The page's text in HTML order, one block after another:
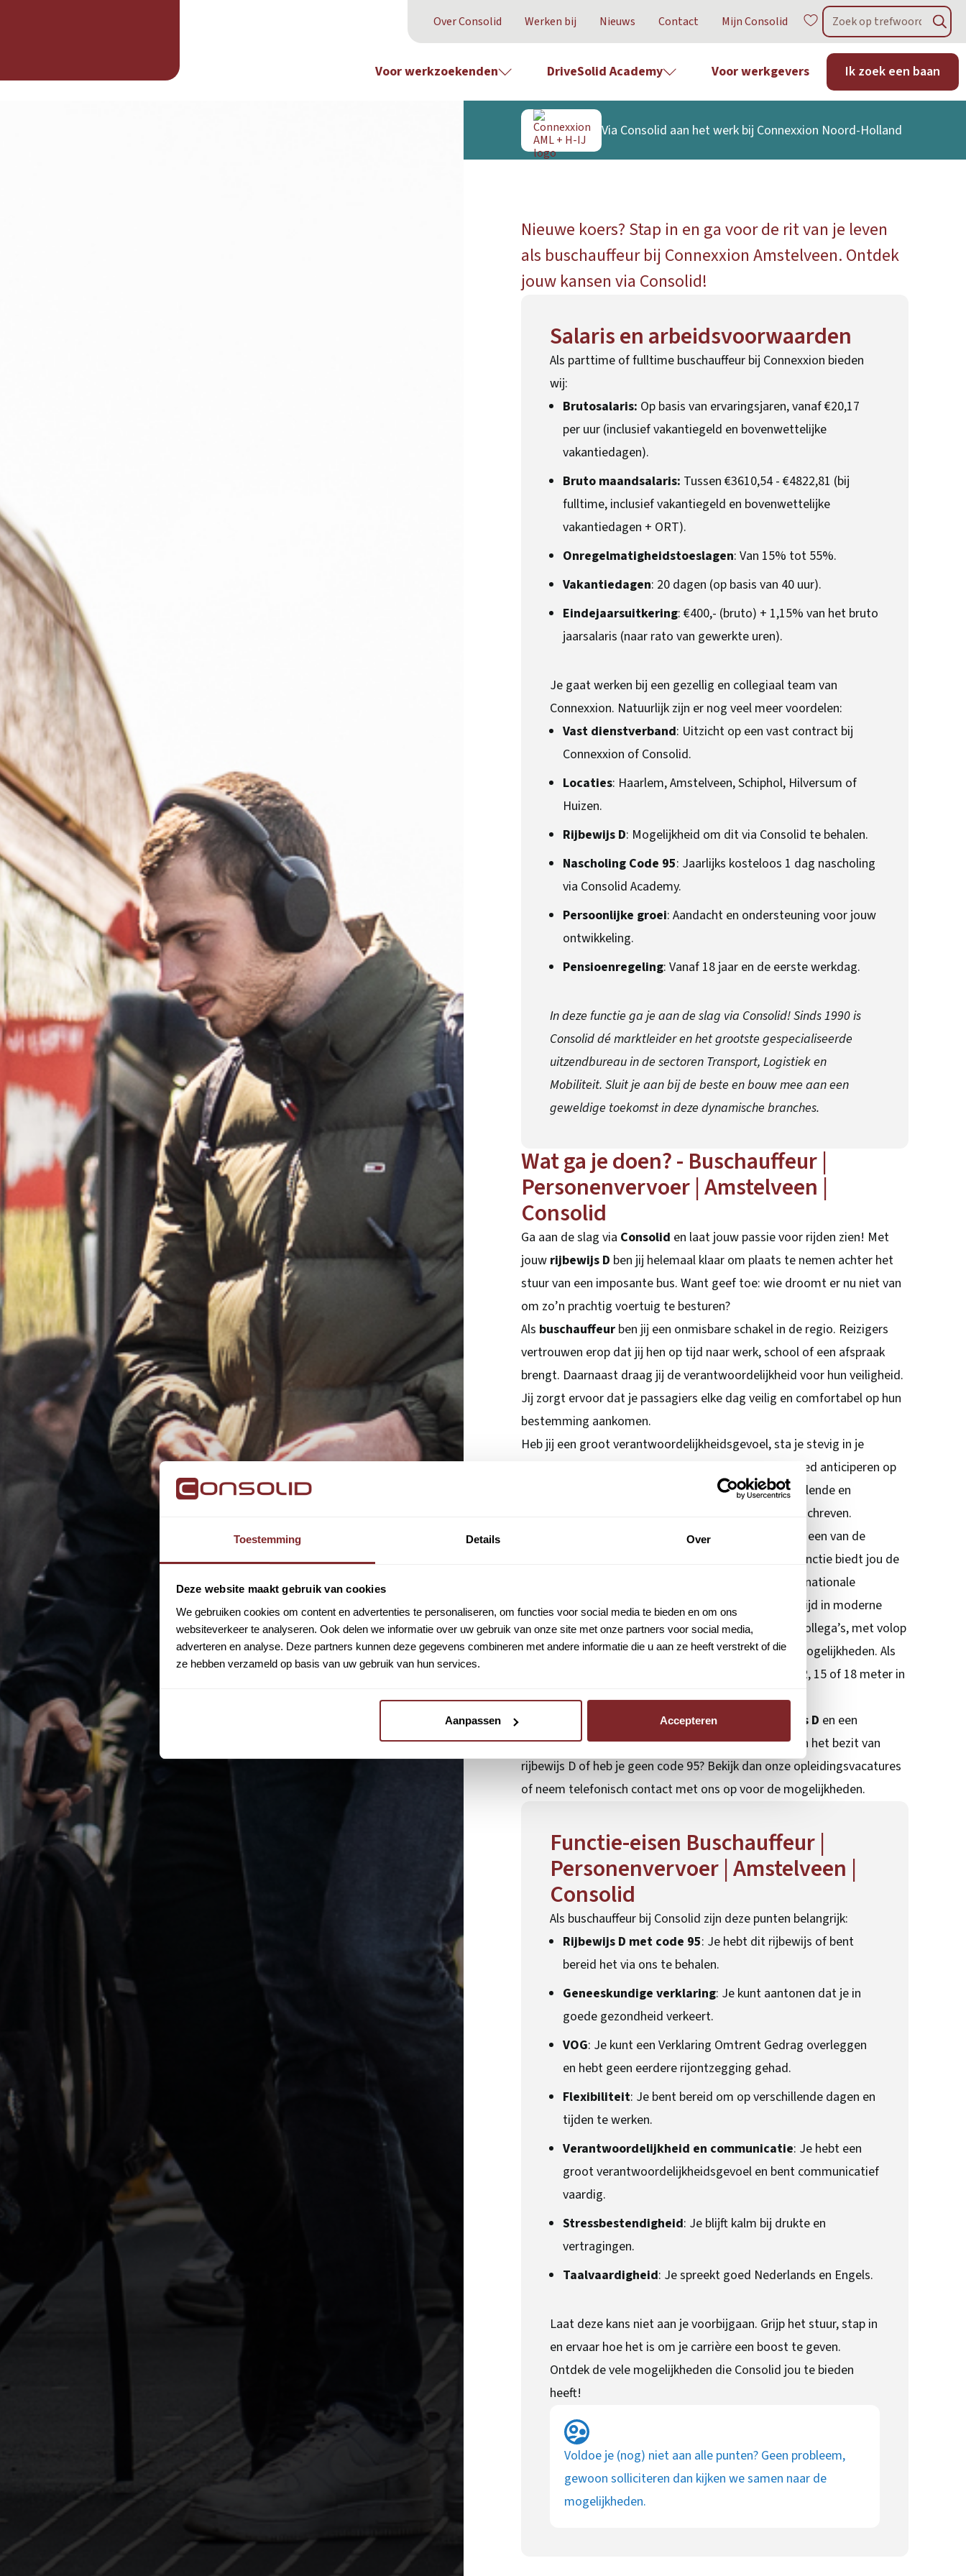
Toestemming Details Over
Deze website maakt gebruik van cookies
We gebruiken cookies om content en advertenties te personaliseren, om functies voor social media te bieden en om ons
websiteverkeer te analyseren. Ook delen we informatie over uw gebruik van onze site met onze partners voor social media,
adverteren en analyse. Deze partners kunnen deze gegevens combineren met andere informatie die u aan ze heeft verstrekt of die
ze hebben verzameld op basis van uw gebruik van hun services.
Aanpassen Accepteren
Over Consolid Werken bij Nieuws Contact Mijn Consolid
Voor werkzoekenden DriveSolid Academy Voor werkgevers Ik zoek een baan
Via Consolid aan het werk bij Connexxion Noord-Holland
Nieuwe koers? Stap in en ga voor de rit van je leven
als buschauffeur bij Connexxion Amstelveen. Ontdek
jouw kansen via Consolid!
Salaris en arbeidsvoorwaarden
Als parttime of fulltime buschauffeur bij Connexxion bieden
wij:
Brutosalaris: Op basis van ervaringsjaren, vanaf €20,17
per uur (inclusief vakantiegeld en bovenwettelijke
vakantiedagen).
Bruto maandsalaris: Tussen €3610,54 - €4822,81 (bij
fulltime, inclusief vakantiegeld en bovenwettelijke
vakantiedagen + ORT).
Onregelmatigheidstoeslagen: Van 15% tot 55%.
Vakantiedagen: 20 dagen (op basis van 40 uur).
Eindejaarsuitkering: €400,- (bruto) + 1,15% van het bruto
jaarsalaris (naar rato van gewerkte uren).
Je gaat werken bij een gezellig en collegiaal team van
Connexxion. Natuurlijk zijn er nog veel meer voordelen:
Vast dienstverband: Uitzicht op een vast contract bij
Connexxion of Consolid.
Locaties: Haarlem, Amstelveen, Schiphol, Hilversum of
Huizen.
Rijbewijs D: Mogelijkheid om dit via Consolid te behalen.
Nascholing Code 95: Jaarlijks kosteloos 1 dag nascholing
via Consolid Academy.
Persoonlijke groei: Aandacht en ondersteuning voor jouw
ontwikkeling.
Pensioenregeling: Vanaf 18 jaar en de eerste werkdag.
In deze functie ga je aan de slag via Consolid! Sinds 1990 is
Consolid dé marktleider en het grootste gespecialiseerde
uitzendbureau in de sectoren Transport, Logistiek en
Mobiliteit. Sluit je aan bij de beste en bouw mee aan een
geweldige toekomst in deze dynamische branches.
Wat ga je doen? - Buschauffeur |
Personenvervoer | Amstelveen |
Consolid
Ga aan de slag via Consolid en laat jouw passie voor rijden zien! Met
jouw rijbewijs D ben jij helemaal klaar om plaats te nemen achter het
stuur van een imposante bus. Want geef toe: wie droomt er nu niet van
om zo’n prachtig voertuig te besturen?
Als buschauffeur ben jij een onmisbare schakel in de regio. Reizigers
vertrouwen erop dat jij hen op tijd naar werk, school of een afspraak
brengt. Daarnaast draag jij de verantwoordelijkheid voor hun veiligheid.
Jij zorgt ervoor dat je passagiers elke dag veilig en comfortabel op hun
bestemming aankomen.
Heb jij een groot verantwoordelijkheidsgevoel, sta je stevig in je
schoenen, ben je communicatief vaardig en kun je goed anticiperen op
uiteenlopende verkeerssituaties? Dan is deze afwisselende en
uitdagende functie als buschauffeur jou op het lijf geschreven.
Transdev Nederland
, is een van de
grootste mobiliteitsbedrijven van Nederland. Deze functie biedt jou de
kans om te werken binnen een toonaangevende internationale
organisatie. Dankzij voortdurende innovatie rijd je altijd in moderne
bussen. Je komt terecht in een team van betrokken collega’s, met volop
ruimte voor persoonlijke ontwikkeling en doorgroeimogelijkheden. Als
buschauffeur bij Connexxion rijd je met een bus van 12, 15 of 18 meter in
de regio.
is op zoek naar buschauffeurs met rijbewijs D en een
geldigecode 95voor Connexxion. Ben je (nog) niet in het bezit van
rijbewijs D of heb je geen code 95? Bekijk dan onze opleidingsvacatures
of neem telefonisch contact met ons op voor de mogelijkheden.
Functie-eisen Buschauffeur |
Personenvervoer | Amstelveen |
Consolid
Als buschauffeur bij Consolid zijn deze punten belangrijk:
Rijbewijs D met code 95: Je hebt dit rijbewijs of bent
bereid het via ons te behalen.
Geneeskundige verklaring: Je kunt aantonen dat je in
goede gezondheid verkeert.
VOG: Je kunt een Verklaring Omtrent Gedrag overleggen
en hebt geen eerdere rijontzegging gehad.
Flexibiliteit: Je bent bereid om op verschillende dagen en
tijden te werken.
Verantwoordelijkheid en communicatie: Je hebt een
groot verantwoordelijkheidsgevoel en bent communicatief
vaardig.
Stressbestendigheid: Je blijft kalm bij drukte en
vertragingen.
Taalvaardigheid: Je spreekt goed Nederlands en Engels.
Laat deze kans niet aan je voorbijgaan. Grijp het stuur, stap in
en ervaar hoe het is om je carrière een boost te geven.
Ontdek de vele mogelijkheden die Consolid jou te bieden
heeft!
Voldoe je (nog) niet aan alle punten? Geen probleem,
gewoon solliciteren dan kijken we samen naar de
mogelijkheden.